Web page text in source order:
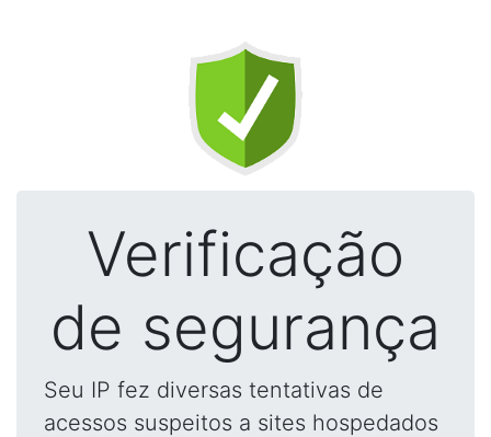
Verificação
de segurança
Seu IP fez diversas tentativas de
acessos suspeitos a sites hospedados